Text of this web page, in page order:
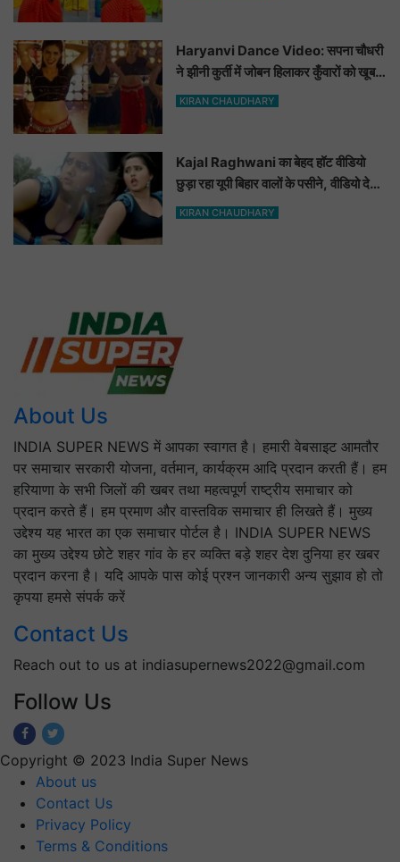
Haryanvi Dance Video: सपना चौधरी
ने झीनी कुर्ती में जोबन हिलाकर कुँवारों को खूब
ललचाया, यूट्यूब पर छाया Hot Dance
KIRAN CHAUDHARY
Kajal Raghwani का बेहद हॉट वीडियो
छुड़ा रहा यूपी बिहार वालों के पसीने, वीडियो देख
आप भी हो जाओगे बेकाबू
KIRAN CHAUDHARY
About Us
INDIA SUPER NEWS में आपका स्वागत है। हमारी वेबसाइट आमतौर
पर समाचार सरकारी योजना, वर्तमान, कार्यक्रम आदि प्रदान करती हैं। हम
हरियाणा के सभी जिलों की खबर तथा महत्वपूर्ण राष्ट्रीय समाचार को
प्रदान करते हैं। हम प्रमाण और वास्तविक समाचार ही लिखते हैं। मुख्य
उद्देश्य यह भारत का एक समाचार पोर्टल है। INDIA SUPER NEWS
का मुख्य उद्देश्य छोटे शहर गांव के हर व्यक्ति बड़े शहर देश दुनिया हर खबर
प्रदान करना है। यदि आपके पास कोई प्रश्न जानकारी अन्य सुझाव हो तो
कृपया हमसे संपर्क करें
Contact Us
Reach out to us at indiasupernews2022@gmail.com
Follow Us
Copyright © 2023 India Super News
About us
Contact Us
Privacy Policy
Terms & Conditions